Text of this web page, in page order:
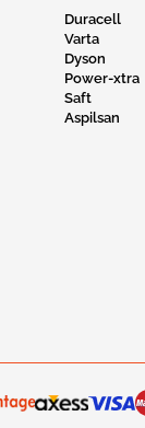
Duracell
Varta
Dyson
Power-xtra
Saft
Aspilsan